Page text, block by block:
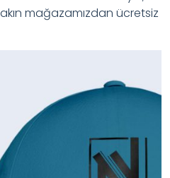
mağazamızdan ücretsiz